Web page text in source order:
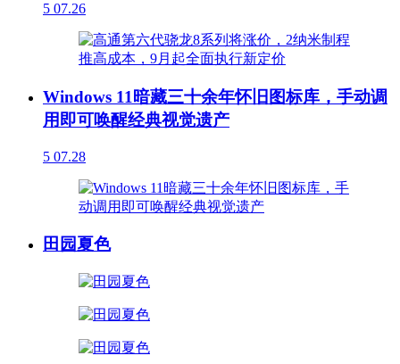
5 07.26
Windows 11暗藏三十余年怀旧图标库，手动调
用即可唤醒经典视觉遗产
5 07.28
田园夏色